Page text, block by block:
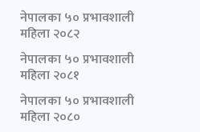
नेपालका ५० प्रभावशाली
महिला २०८२
नेपालका ५० प्रभावशाली
महिला २०८१
नेपालका ५० प्रभावशाली
महिला २०८०